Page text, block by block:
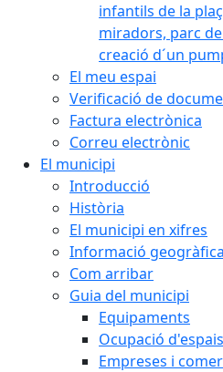
infantils de la
miradors, parc
creació d´un
El meu espai
Verificació de
Factura electrònica
Correu electrònic
El municipi
Introducció
Història
El municipi en xifres
Informació geogràfica
Com arribar
Guia del municipi
Equipaments
Ocupació
Empreses i